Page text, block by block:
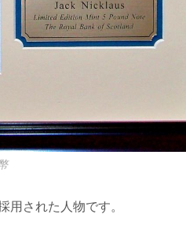
された人物です。